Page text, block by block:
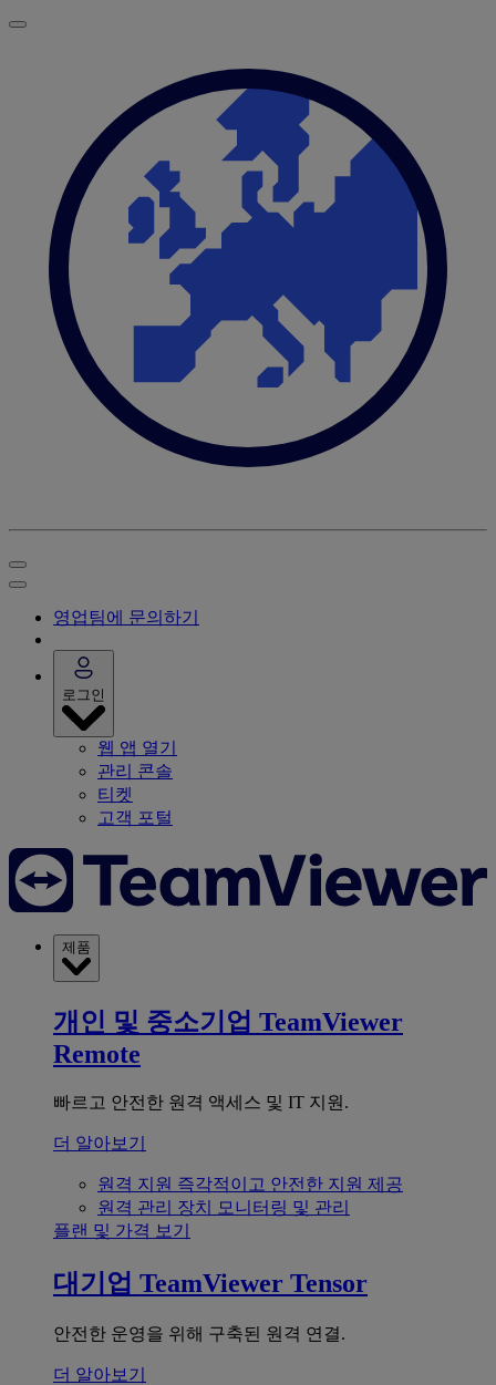
영업팀에 문의하기
로그인
웹 앱 열기
관리 콘솔
티켓
고객 포털
제품
개인 및 중소기업 TeamViewer
Remote
빠르고 안전한 원격 액세스 및 IT 지원.
더 알아보기
원격 지원 즉각적이고 안전한 지원 제공
원격 관리 장치 모니터링 및 관리
플랜 및 가격 보기
대기업 TeamViewer Tensor
안전한 운영을 위해 구축된 원격 연결.
더 알아보기